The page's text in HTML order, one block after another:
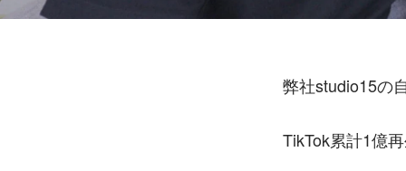
弊社studio15の
TikTok累計1億